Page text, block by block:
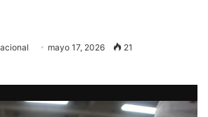
mayo 17, 2026 21